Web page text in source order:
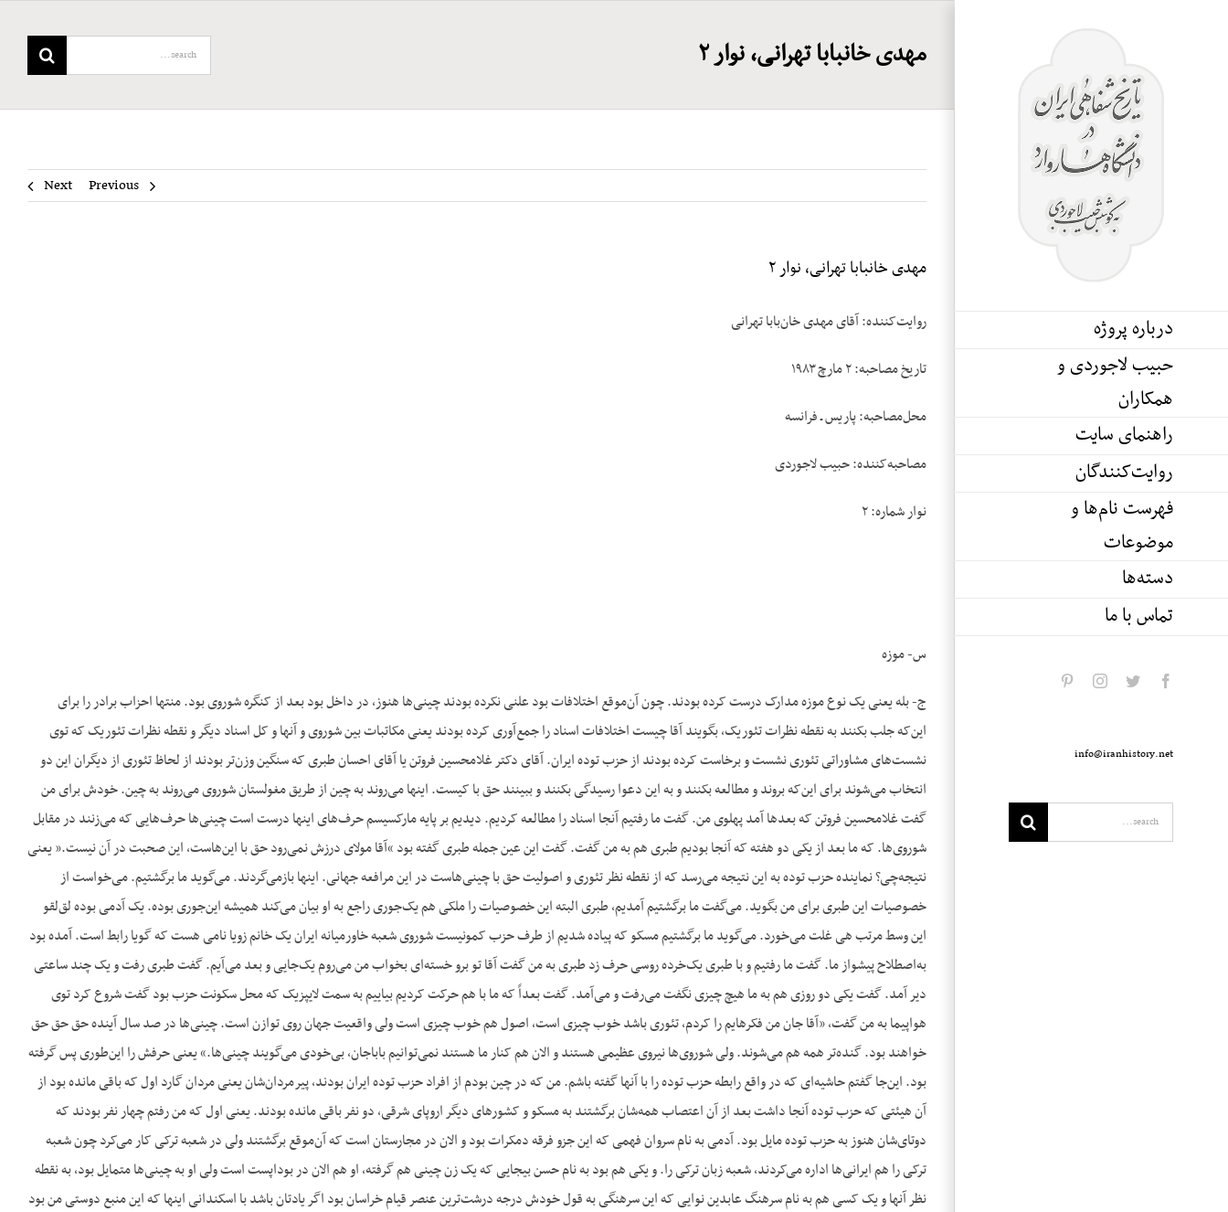
درباره پروژه
حبیب لاجوردی و
همکاران
راهنمای سایت
روایت‌کنندگان
فهرست نام‌ها و
موضوعات
دسته‌ها
تماس با ما
facebook
twitter
instagram
info@iranhistory.net
مهدی خانبابا تهرانی، نوار ۲
Search
for:
Previous
Next
مهدی خانبابا تهرانی، نوار ۲
روایت‌کننده: آقای مهدی خان‌بابا تهرانی
تاریخ مصاحبه: ۲ مارچ ۱۹۸۳
محل‌مصاحبه: پاریس ـ فرانسه
مصاحبه‌کننده: حبیب لاجوردی
نوار شماره: ۲
س- موزه
ج- بله یعنی یک نوع موزه مدارک درست کرده بودند. چون آن‌موقع اختلافات بود علنی نکرده بودند چینی‌ها هنوز، در داخل بود بعد از کنگره شوروی بود. منتها احزاب برادر را برای
این‌که جلب بکنند به نقطه نظرات تئوریک، بگویند آقا چیست اختلافات اسناد را جمع‌آوری کرده بودند یعنی مکاتبات بین شوروی و آنها و کل اسناد دیگر و نقطه نظرات تئوریک که توی
نشست‌های مشاوراتی تئوری نشست و برخاست کرده بودند از حزب توده ایران. آقای دکتر غلامحسین فروتن یا آقای احسان طبری که سنگین وزن‌تر بودند از لحاظ تئوری از دیگران این دو
انتخاب می‌شوند برای این‌که بروند و مطالعه بکنند و به این دعوا رسیدگی بکنند و ببینند حق با کیست. اینها می‌روند به چین از طریق مغولستان شوروی می‌روند به چین. خودش برای من
گفت غلامحسین فروتن که بعدها آمد پهلوی من. گفت ما رفتیم آنجا اسناد را مطالعه کردیم. دیدیم بر پایه مارکسیسم حرف‌های اینها درست است چینی‌ها حرف‌هایی که می‌زنند در مقابل
شوروی‌ها. که ما بعد از یکی دو هفته که آنجا بودیم طبری هم به من گفت. گفت این عین جمله طبری گفته بود “آقا مولای درزش نمی‌رود حق با این‌هاست، این صحبت در آن نیست.” یعنی
نتیجه‌چی؟ نماینده حزب توده به این نتیجه می‌رسد که از نقطه نظر تئوری و اصولیت حق با چینی‌هاست در این مرافعه جهانی. اینها بازمی‌گردند. می‌گوید ما برگشتیم. می‌خواست از
خصوصیات این طبری برای من بگوید. می‌گفت ما برگشتیم آمدیم، طبری البته این خصوصیات را ملکی هم یک‌جوری راجع به او بیان می‌کند همیشه این‌جوری بوده. یک آدمی بوده لق‌لقو
این وسط مرتب هی غلت می‌خورد. می‌گوید ما برگشتیم مسکو که پیاده شدیم از طرف حزب کمونیست شوروی شعبه خاورمیانه ایران یک خانم زویا نامی هست که گویا رابط است. آمده بود
به‌اصطلاح پیشواز ما. گفت ما رفتیم و با طبری یک‌خرده روسی حرف زد طبری به من گفت آقا تو برو خسته‌ای بخواب من می‌روم یک‌جایی و بعد می‌آیم. گفت طبری رفت و یک چند ساعتی
دیر آمد. گفت یکی دو روزی هم به ما هیچ چیزی نگفت می‌رفت و می‌آمد. گفت بعداً که ما با هم حرکت کردیم بیاییم به سمت لایپزیک که محل سکونت حزب بود گفت شروع کرد توی
هواپیما به من گفت، «آقا جان من فکرهایم را کردم، تئوری باشد خوب چیزی است، اصول هم خوب چیزی است ولی واقعیت جهان روی توازن است. چینی‌ها در صد سال آینده حق حق حق
خواهند بود. گنده‌تر همه هم می‌شوند. ولی شوروی‌ها نیروی عظیمی هستند و الان هم کنار ما هستند نمی‌توانیم باباجان، بی‌خودی می‌گویند چینی‌ها.» یعنی حرفش را این‌طوری پس گرفته
بود. این‌جا گفتم حاشیه‌ای که در واقع رابطه حزب توده را با آنها گفته باشم. من که در چین بودم از افراد حزب توده ایران بودند، پیرمردان‌شان یعنی مردان گارد اول که باقی مانده بود از
آن هیئتی که حزب توده آنجا داشت بعد از آن اعتصاب همه‌شان برگشتند به مسکو و کشورهای دیگر اروپای شرقی، دو نفر باقی مانده بودند. یعنی اول که من رفتم چهار نفر بودند که
دوتای‌شان هنوز به حزب توده مایل بود. آ‌دمی به نام سروان فهمی که این جزو فرقه دمکرات بود و الان در مجارستان است که آن‌موقع برگشتند ولی در شعبه ترکی کار می‌کرد چون شعبه
ترکی را هم ایرانی‌ها اداره می‌کردند، شعبه زبان ترکی را. و یکی هم بود به نام حسن بیجایی که یک زن چینی هم گرفته، او هم الان در بوداپست است ولی او به چینی‌ها متمایل بود، به نقطه
نظر آنها و یک کسی هم به نام سرهنگ عابدین نوایی که این سرهنگی به قول خودش درجه درشت‌ترین عنصر قیام خراسان بود اگر یادتان باشد با اسکندانی اینها که این منبع دوستی من بود